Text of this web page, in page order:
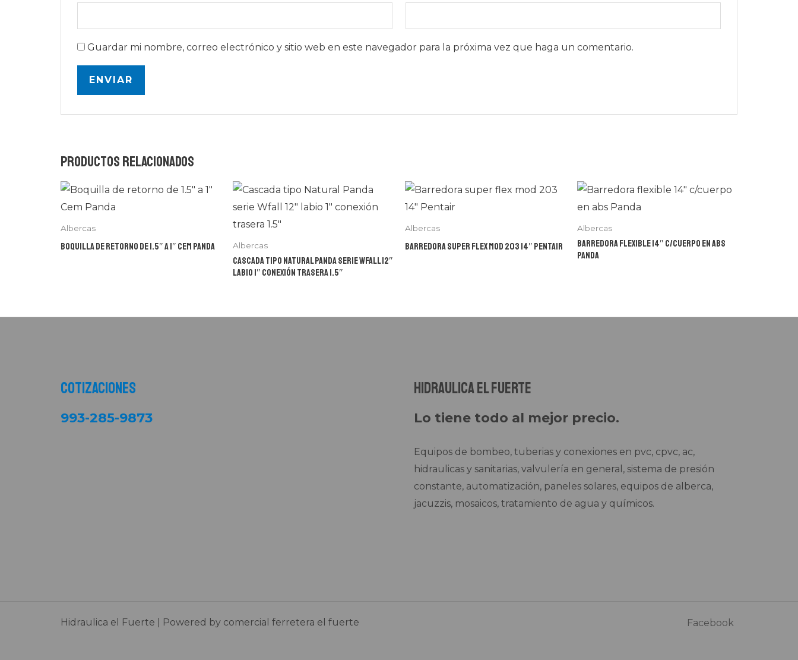
Guardar mi nombre, correo electrónico y sitio web en este navegador para la próxima vez que haga un comentario.
Productos relacionados
Albercas
Boquilla de retorno de 1.5″ a 1″ Cem Panda Albercas
Cascada tipo Natural Panda serie Wfall 12″
labio 1″ conexión trasera 1.5″
Albercas
Barredora super flex mod 203 14″ Pentair
Albercas
Barredora flexible 14″ c/cuerpo en abs
Panda
Cotizaciones
993-285-9873
Hidraulica el fuerte
Lo tiene todo al mejor precio.
Equipos de bombeo, tuberias y conexiones en pvc, cpvc, ac,
hidraulicas y sanitarias, valvulería en general, sistema de presión
constante, automatización, paneles solares, equipos de alberca,
jacuzzis, mosaicos, tratamiento de agua y químicos.
Hidraulica el Fuerte | Powered by comercial ferretera el fuerte Facebook